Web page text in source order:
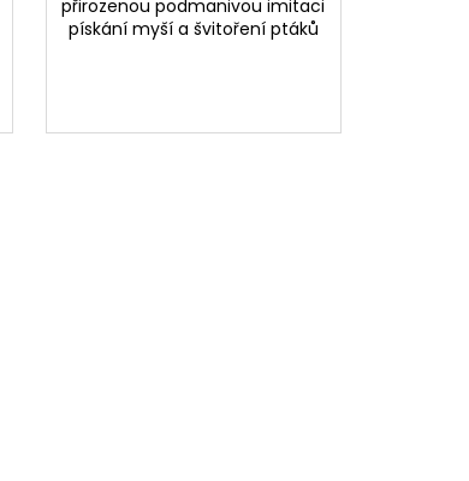
přirozenou podmanivou imitaci
pískání myší a švitoření ptáků